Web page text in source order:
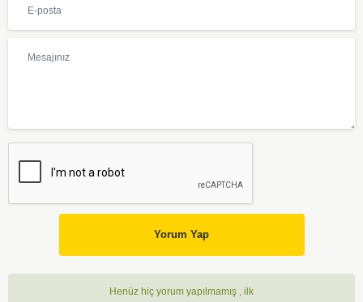
Yorum Yap
Henüz hiç yorum yapılmamış , ilk